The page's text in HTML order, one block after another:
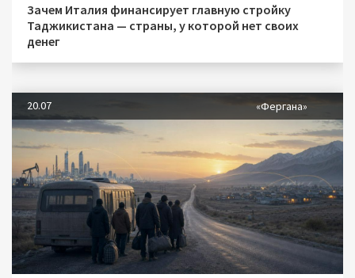
Зачем Италия финансирует главную стройку
Таджикистана — страны, у которой нет своих
денег
20.07 «Фергана»